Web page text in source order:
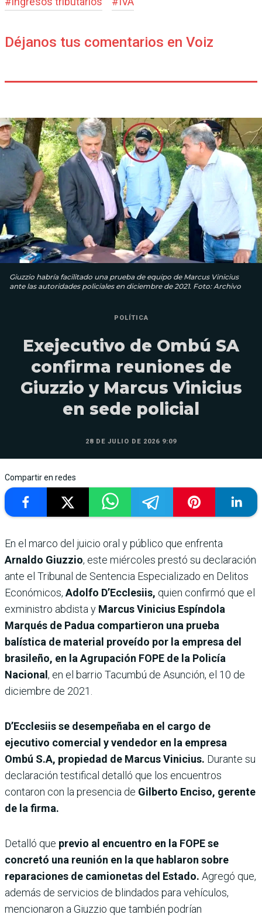
Déjanos tus comentarios en Voiz
Giuzzio habría facilitado una prueba de equipo de Marcus Vinicius
ante las autoridades policiales en diciembre de 2021. Foto: Archivo
POLÍTICA
Exejecutivo de Ombú SA
confirma reuniones de
Giuzzio y Marcus Vinicius
en sede policial
28 DE JULIO DE 2026 9:09
Compartir en redes
En el marco del juicio oral y público que enfrenta
Arnaldo Giuzzio, este miércoles prestó su declaración
ante el Tribunal de Sentencia Especializado en Delitos
Económicos, Adolfo D’Ecclesiis, quien confirmó que el
exministro abdista y Marcus Vinicius Espíndola
Marqués de Padua compartieron una prueba
balística de material proveído por la empresa del
brasileño, en la Agrupación FOPE de la Policía
Nacional, en el barrio Tacumbú de Asunción, el 10 de
diciembre de 2021.
D’Ecclesiis se desempeñaba en el cargo de
ejecutivo comercial y vendedor en la empresa
Ombú S.A, propiedad de Marcus Vinicius. Durante su
declaración testifical detalló que los encuentros
contaron con la presencia de Gilberto Enciso, gerente
de la firma.
Detalló que previo al encuentro en la FOPE se
concretó una reunión en la que hablaron sobre
reparaciones de camionetas del Estado. Agregó que,
además de servicios de blindados para vehículos,
mencionaron a Giuzzio que también podrían